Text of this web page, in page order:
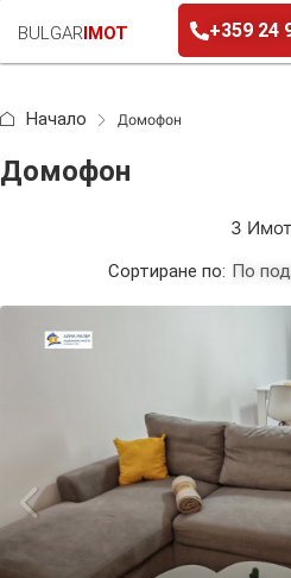
BULGARIMOT +359 24
Начало Домофон
Домофон
3
Сортиране по: По